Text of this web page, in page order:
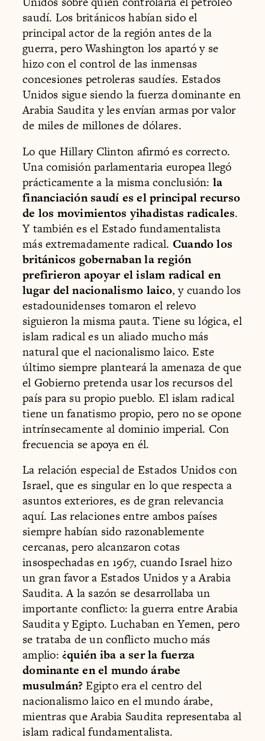
saudí. Los británicos habían sido el
principal actor de la región antes de la
guerra, pero Washington los apartó y se
hizo con el control de las inmensas
concesiones petroleras saudíes. Estados
Unidos sigue siendo la fuerza dominante en
Arabia Saudita y les envían armas por valor
de miles de millones de dólares.
Lo que Hillary Clinton afirmó es correcto.
Una comisión parlamentaria europea llegó
prácticamente a la misma conclusión: la
financiación saudí es el principal recurso
de los movimientos yihadistas radicales.
Y también es el Estado fundamentalista
más extremadamente radical. Cuando los
británicos gobernaban la región
prefirieron apoyar el islam radical en
lugar del nacionalismo laico, y cuando los
estadounidenses tomaron el relevo
siguieron la misma pauta. Tiene su lógica, el
islam radical es un aliado mucho más
natural que el nacionalismo laico. Este
último siempre planteará la amenaza de que
el Gobierno pretenda usar los recursos del
país para su propio pueblo. El islam radical
tiene un fanatismo propio, pero no se opone
intrínsecamente al dominio imperial. Con
frecuencia se apoya en él.
La relación especial de Estados Unidos con
Israel, que es singular en lo que respecta a
asuntos exteriores, es de gran relevancia
aquí. Las relaciones entre ambos países
siempre habían sido razonablemente
cercanas, pero alcanzaron cotas
insospechadas en 1967, cuando Israel hizo
un gran favor a Estados Unidos y a Arabia
Saudita. A la sazón se desarrollaba un
importante conflicto: la guerra entre Arabia
Saudita y Egipto. Luchaban en Yemen, pero
se trataba de un conflicto mucho más
amplio: ¿quién iba a ser la fuerza
dominante en el mundo árabe
musulmán?Egipto era el centro del
nacionalismo laico en el mundo árabe,
mientras que Arabia Saudita representaba al
islam radical fundamentalista.